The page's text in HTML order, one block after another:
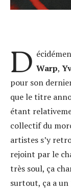
D Warp,
pour son
que le titre
étant
collectif du
artistes s’y
rejoint par le
très soul, ça
surtout, ça a